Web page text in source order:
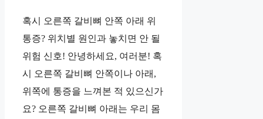
혹시 오른쪽 갈비뼈 안쪽 아래 위
통증? 위치별 원인과 놓치면 안 될
위험 신호! 안녕하세요, 여러분! 혹
시 오른쪽 갈비뼈 안쪽이나 아래,
위쪽에 통증을 느껴본 적 있으신가
요? 오른쪽 갈비뼈 아래는 우리 몸